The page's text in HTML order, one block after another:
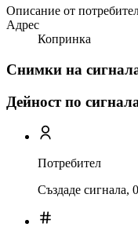
Описание от
Адрес
Копринка
Снимки на
Дейност по
Потребител
Създаде сигнала,